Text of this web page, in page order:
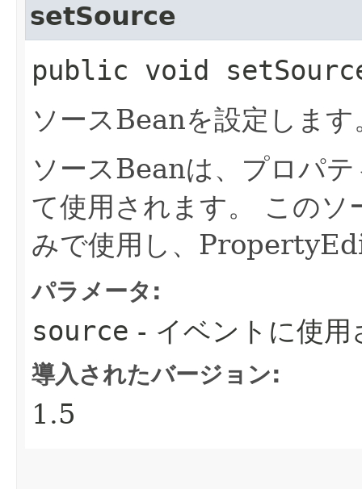
setSource
public void
ソースBeanを設定します
ソースBeanは、プロパ
て使用されます。
このソ
みで使用し、
パラメータ:
source - イベントに使
導入されたバージョン:
1.5